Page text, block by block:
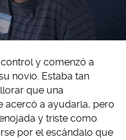
y comenzó a
novio. Estaba tan
que una
acercó a ayudarla, pero
y triste como
por el escándalo que